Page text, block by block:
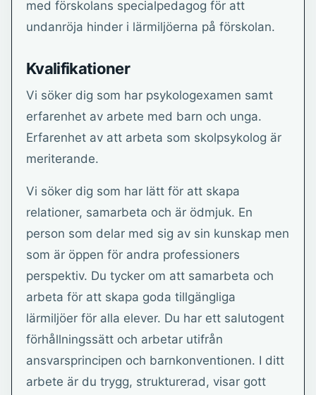
med förskolans specialpedagog för att
undanröja hinder i lärmiljöerna på förskolan.
Kvalifikationer
Vi söker dig som har psykologexamen samt
erfarenhet av arbete med barn och unga.
Erfarenhet av att arbeta som skolpsykolog är
meriterande.
Vi söker dig som har lätt för att skapa
relationer, samarbeta och är ödmjuk. En
person som delar med sig av sin kunskap men
som är öppen för andra professioners
perspektiv. Du tycker om att samarbeta och
arbeta för att skapa goda tillgängliga
lärmiljöer för alla elever. Du har ett salutogent
förhållningssätt och arbetar utifrån
ansvarsprincipen och barnkonventionen. I ditt
arbete är du trygg, strukturerad, visar gott